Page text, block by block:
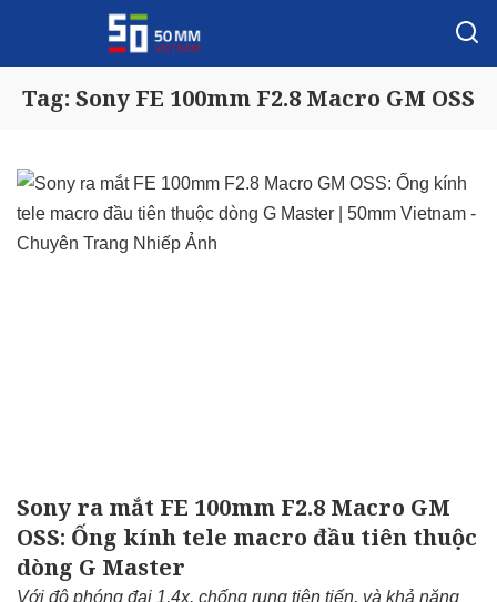
Tag: Sony FE 100mm F2.8 Macro GM OSS
Sony ra mắt FE 100mm F2.8 Macro GM
OSS: Ống kính tele macro đầu tiên thuộc
dòng G Master
Với độ phóng đại 1,4x, chống rung tiên tiến, và khả năng